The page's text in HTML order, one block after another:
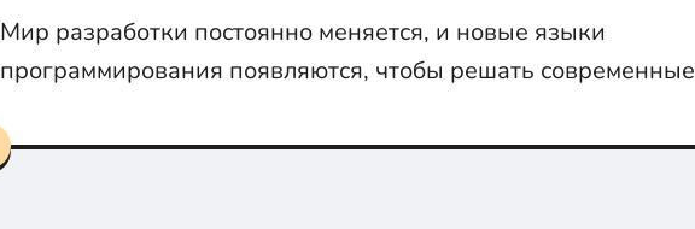
Мир разработки постоянно меняется, и новые языки
программирования появляются, чтобы решать современные
языков, которые могут вам пригодиться.